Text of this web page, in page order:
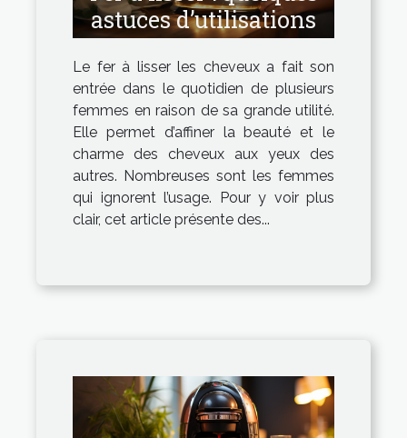
astuces d’utilisations
Le fer à lisser les cheveux a fait son
entrée dans le quotidien de plusieurs
femmes en raison de sa grande utilité.
Elle permet d’affiner la beauté et le
charme des cheveux aux yeux des
autres. Nombreuses sont les femmes
qui ignorent l’usage. Pour y voir plus
clair, cet article présente des...